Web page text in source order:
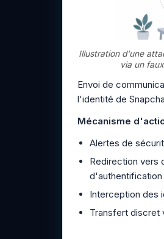
Illustration d'une
via un
Envoi de
l'identité de
Mécanisme
Alertes de
Redirection vers
Interception des
Transfert discret